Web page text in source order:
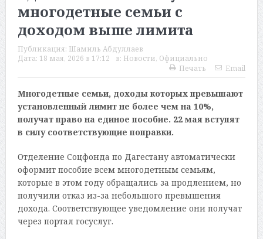
многодетные семьи с
доходом выше лимита
Публикация: Шамиль Абдуллаев
Дата: 18 мая, 2026 в 17:12 в: Новости, Официально
Печать
Email
Многодетные семьи, доходы которых превышают
установленный лимит не более чем на 10%,
получат право на единое пособие. 22 мая вступят
в силу соответствующие поправки.
Отделение Соцфонда по Дагестану автоматически
оформит пособие всем многодетным семьям,
которые в этом году обращались за продлением, но
получили отказ из-за небольшого превышения
дохода. Соответствующее уведомление они получат
через портал госуслуг.